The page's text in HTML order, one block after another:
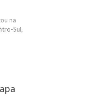
na
Sul,